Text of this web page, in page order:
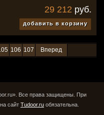
29 212 руб.
добавить в корзину
106 107 Вперед
Все права защищены. При
сайт Tudoor.ru обязательна.